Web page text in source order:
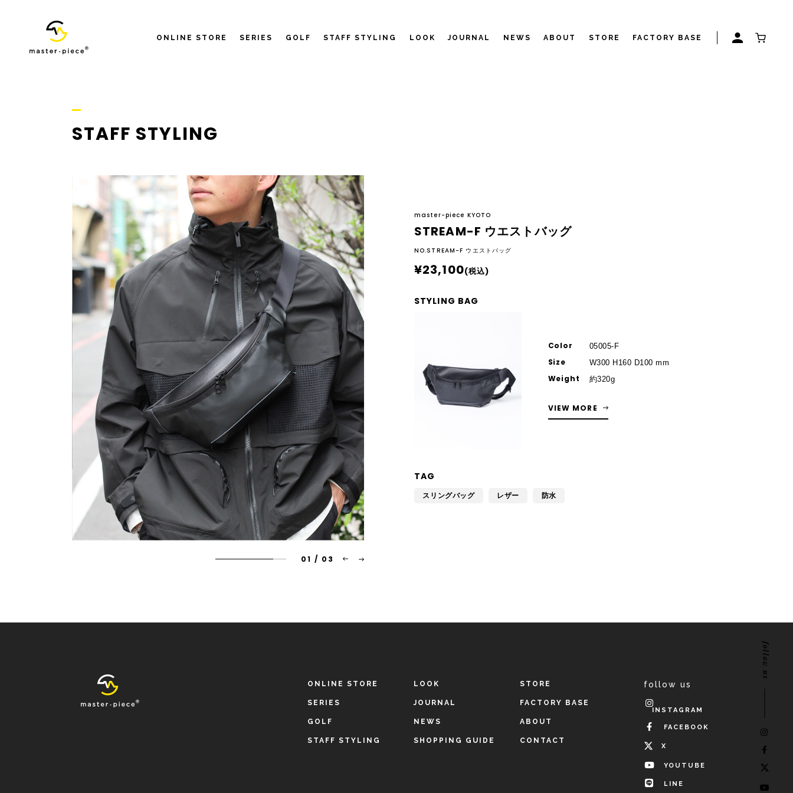
ONLINE STORE SERIES GOLF STAFF STYLING LOOK JOURNAL NEWS ABOUT STORE FACTORY BASE
follow us
STAFF STYLING
01 / 03
master-piece KYOTO
STREAM-F ウエストバッグ
NO.STREAM-F ウエストバッグ
¥23,100(税込)
STYLING BAG
Color 05005-F
Size W300 H160 D100 mm
Weight 約320g
VIEW MORE
TAG
スリングバッグ レザー 防水
ONLINE STORE
SERIES
GOLF
STAFF STYLING
LOOK
JOURNAL
NEWS ABOUT
STORE
FACTORY BASE
SHOPPING GUIDE CONTACT
follow us
INSTAGRAM
FACEBOOK
X
YOUTUBE
LINE